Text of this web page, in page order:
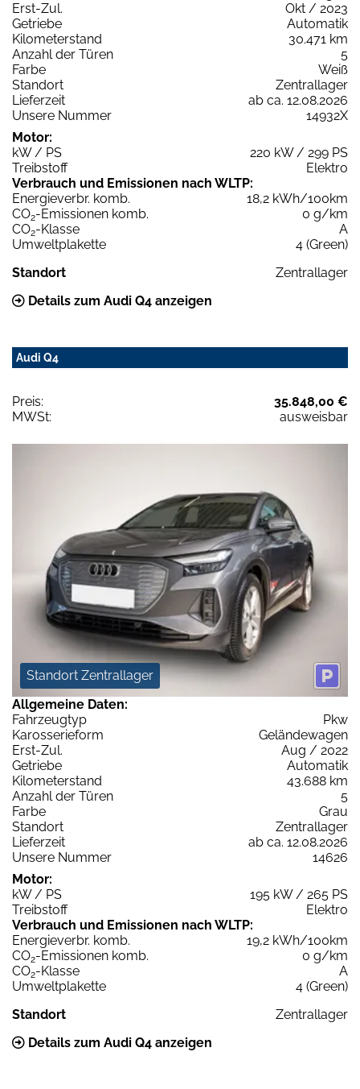
Erst-Zul.
Okt / 2023
Getriebe
Automatik
Kilometerstand
30.471 km
Anzahl der Türen
5
Farbe
Weiß
Standort
Zentrallager
Lieferzeit
ab ca. 12.08.2026
Unsere Nummer
14932X
Motor:
kW / PS
220 kW / 299 PS
Treibstoff
Elektro
Verbrauch und Emissionen nach WLTP:
Energieverbr. komb.
18,2 kWh/100km
CO2-Emissionen komb.
0 g/km
CO2-Klasse
A
Umweltplakette
4 (Green)
Standort
Zentrallager
Details zum Audi Q4 anzeigen
Audi Q4
Preis:
35.848,00 €
MWSt:
ausweisbar
Standort Zentrallager
Allgemeine Daten:
Fahrzeugtyp
Pkw
Karosserieform
Geländewagen
Erst-Zul.
Aug / 2022
Getriebe
Automatik
Kilometerstand
43.688 km
Anzahl der Türen
5
Farbe
Grau
Standort
Zentrallager
Lieferzeit
ab ca. 12.08.2026
Unsere Nummer
14626
Motor:
kW / PS
195 kW / 265 PS
Treibstoff
Elektro
Verbrauch und Emissionen nach WLTP:
Energieverbr. komb.
19,2 kWh/100km
CO2-Emissionen komb.
0 g/km
CO2-Klasse
A
Umweltplakette
4 (Green)
Standort
Zentrallager
Details zum Audi Q4 anzeigen